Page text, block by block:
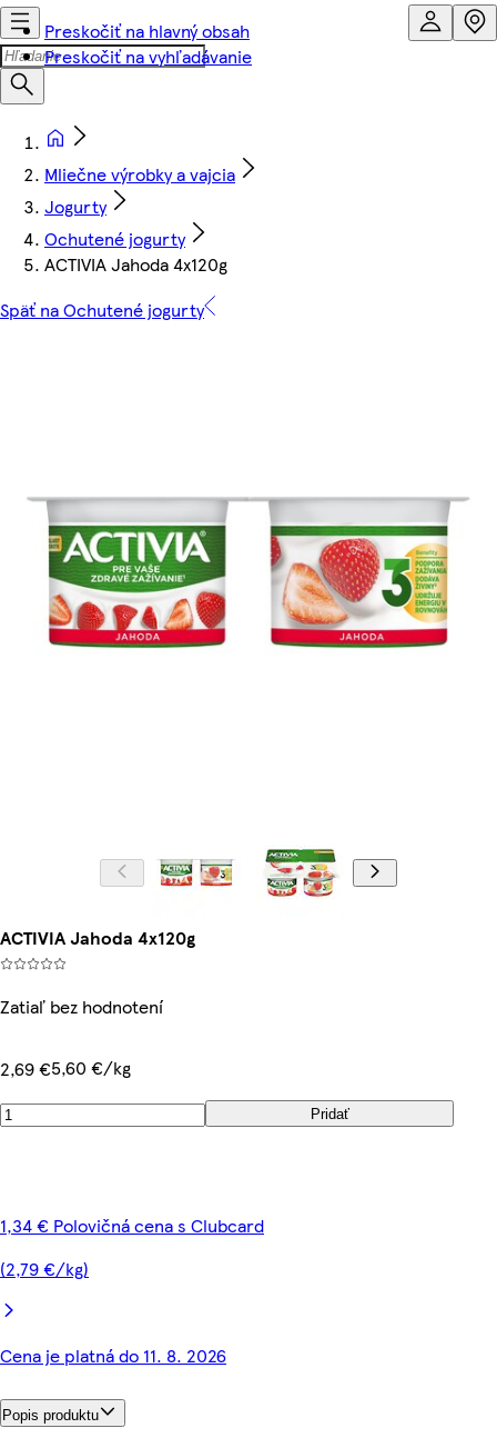
Preskočiť na hlavný obsah
Preskočiť na vyhľadávanie
Mliečne výrobky a vajcia
Jogurty
Ochutené jogurty
ACTIVIA Jahoda 4x120g
Späť na Ochutené jogurty
ACTIVIA Jahoda 4x120g
Zatiaľ bez hodnotení
2,69 €5,60 €/kg
Pridať
1,34 € Polovičná cena s Clubcard
(2,79 €/kg)
Cena je platná do 11. 8. 2026
Popis produktu